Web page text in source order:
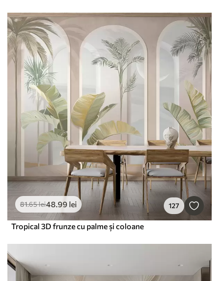
81.65lei48.99 lei 127
Tropical 3D frunze cu palme și coloane